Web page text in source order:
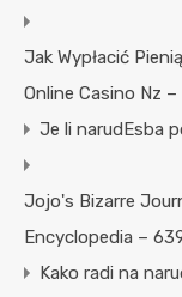
Jak Wypłacić
Online Casino Nz
Je li narudЕѕba
Jojo's Bizarre
Encyclopedia –
Kako radi na